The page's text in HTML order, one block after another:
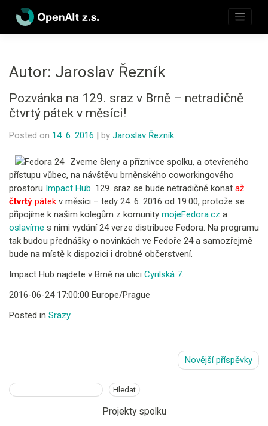
content
Autor: Jaroslav Řezník
Pozvánka na 129. sraz v Brně – netradičně
čtvrtý pátek v měsíci!
Posted on 14. 6. 2016 | by Jaroslav Řezník
Zveme členy a příznivce spolku, a otevřeného
přístupu vůbec, na návštěvu brněnského coworkingového
prostoru Impact Hub. 129. sraz se bude netradičně konat až
čtvrtý pátek v měsíci – tedy 24. 6. 2016 od 19:00, protože se
připojíme k našim kolegům z komunity mojeFedora.cz a
oslavíme s nimi vydání 24 verze distribuce Fedora. Na programu
tak budou přednášky o novinkách ve Fedoře 24 a samozřejmě
bude na místě k dispozici i drobné občerstvení.
Impact Hub najdete v Brně na ulici Cyrilská 7.
2016-06-24 17:00:00 Europe/Prague
Posted in Srazy
příspěvky
Novější příspěvky
Hledat Hledat
Projekty spolku